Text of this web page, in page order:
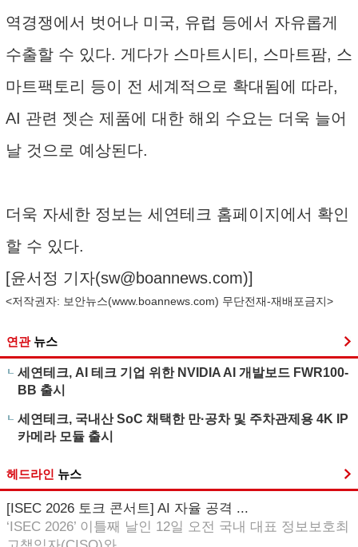
역경쟁에서 벗어나 미국, 유럽 등에서 자유롭게
수출할 수 있다. 게다가 스마트시티, 스마트팜, 스
마트팩토리 등이 전 세계적으로 확대됨에 따라,
AI 관련 젯슨 제품에 대한 해외 수요는 더욱 늘어
날 것으로 예상된다.
더욱 자세한 정보는 세연테크 홈페이지에서 확인
할 수 있다.
[윤서정 기자(sw@boannews.com)]
<저작권자: 보안뉴스(www.boannews.com) 무단전재-재배포금지>
연관 뉴스
세연테크, AI 테크 기업 위한 NVIDIA AI 개발보드 FWR100-
BB 출시
세연테크, 국내산 SoC 채택한 만·공차 및 주차관제용 4K IP
카메라 모듈 출시
헤드라인 뉴스
[ISEC 2026 토크 콘서트] AI 자율 공격 ...
‘ISEC 2026’ 이틀째 날인 12일 오전 국내 대표 정보보호최